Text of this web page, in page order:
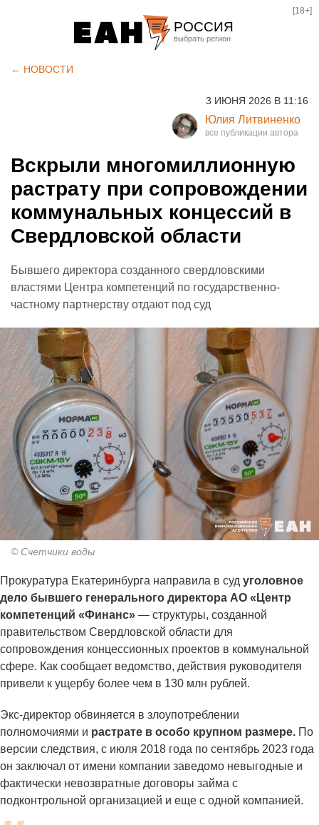
РОССИЯ
Курган
Оренбург
[18+]
← НОВОСТИ
3 ИЮНЯ 2026 В 11:16
Юлия Литвиненко
Вскрыли многомиллионную
растрату при сопровождении
коммунальных концессий в
Свердловской области
Бывшего директора созданного свердловскими
властями Центра компетенций по государственно-
частному партнерству отдают под суд
© Счетчики воды
Прокуратура Екатеринбурга направила в суд уголовное
дело бывшего генерального директора АО «Центр
компетенций «Финанс» — структуры, созданной
правительством Свердловской области для
сопровождения концессионных проектов в коммунальной
сфере. Как сообщает ведомство, действия руководителя
привели к ущербу более чем в 130 млн рублей.
Экс-директор обвиняется в злоупотреблении
полномочиями и растрате в особо крупном размере. По
версии следствия, с июля 2018 года по сентябрь 2023 года
он заключал от имени компании заведомо невыгодные и
фактически невозвратные договоры займа с
подконтрольной организацией и еще с одной компанией.